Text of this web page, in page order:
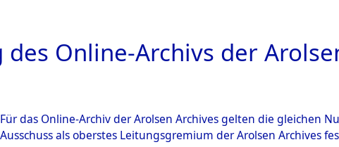
ARCHIVALE ÜBERSICHT BILD
Online-Archivs der
das Online-Archiv der Arolsen Archives gelten die gleichen
als oberstes Leitungsgremium der Arolsen Archives